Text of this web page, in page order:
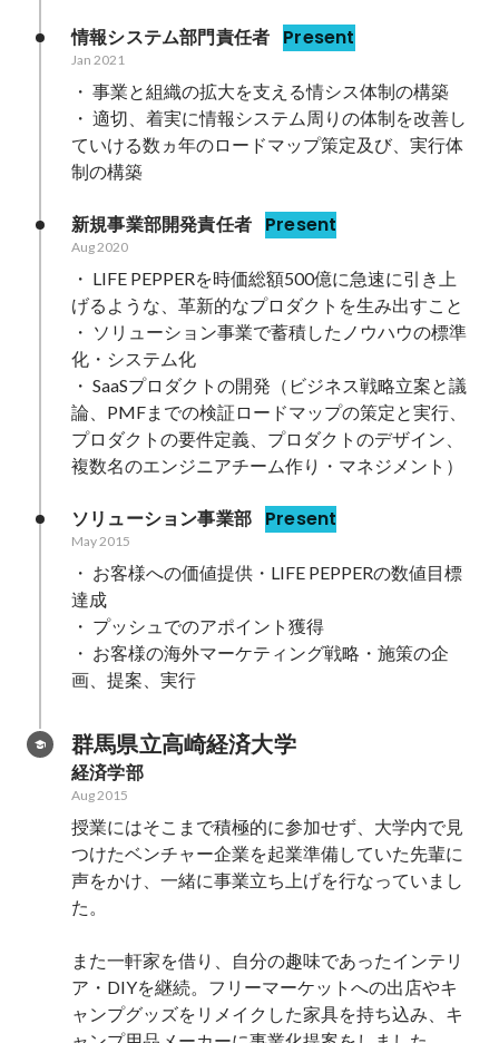
情報システム部門責任者 Present
Jan 2021
・ 事業と組織の拡大を支える情シス体制の構築
・ 適切、着実に情報システム周りの体制を改善し
ていける数ヵ年のロードマップ策定及び、実行体
制の構築
新規事業部開発責任者 Present
Aug 2020
・ LIFE PEPPERを時価総額500億に急速に引き上
げるような、革新的なプロダクトを生み出すこと
・ ソリューション事業で蓄積したノウハウの標準
化・システム化
・ SaaSプロダクトの開発（ビジネス戦略立案と議
論、PMFまでの検証ロードマップの策定と実行、
プロダクトの要件定義、プロダクトのデザイン、
複数名のエンジニアチーム作り・マネジメント）
ソリューション事業部 Present
May 2015
・ お客様への価値提供・LIFE PEPPERの数値目標
達成
・ プッシュでのアポイント獲得
・ お客様の海外マーケティング戦略・施策の企
画、提案、実行
群馬県立高崎経済大学
経済学部
Aug 2015
授業にはそこまで積極的に参加せず、大学内で見
つけたベンチャー企業を起業準備していた先輩に
声をかけ、一緒に事業立ち上げを行なっていまし
た。
また一軒家を借り、自分の趣味であったインテリ
ア・DIYを継続。フリーマーケットへの出店やキ
ャンプグッズをリメイクした家具を持ち込み、キ